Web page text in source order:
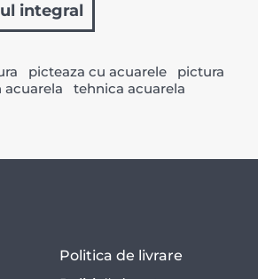
integral
picteaza cu acuarele
pictura
tehnica acuarela
Politica de livrare